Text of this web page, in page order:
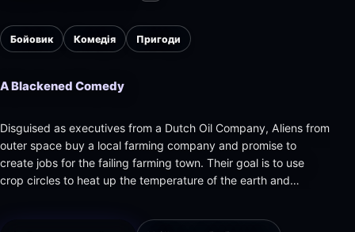
Бойовик Комедія Пригоди
A Blackened Comedy
Disguised as executives from a Dutch Oil Company, Aliens from
outer space buy a local farming company and promise to
create jobs for the failing farming town. Their goal is to use
crop circles to heat up the temperature of the earth and